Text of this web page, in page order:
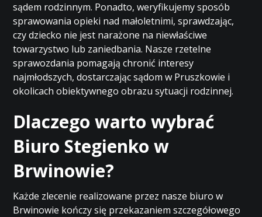
sądem rodzinnym. Ponadto, weryfikujemy sposób
sprawowania opieki nad małoletnimi, sprawdzając,
czy dziecko nie jest narażone na niewłaściwe
towarzystwo lub zaniedbania. Nasze rzetelne
sprawozdania pomagają chronić interesy
najmłodszych, dostarczając sądom w Pruszkowie i
okolicach obiektywnego obrazu sytuacji rodzinnej.
Dlaczego warto wybrać
Biuro Stegienko w
Brwinowie?
Każde zlecenie realizowane przez nasze biuro w
Brwinowie kończy się przekazaniem szczegółowego